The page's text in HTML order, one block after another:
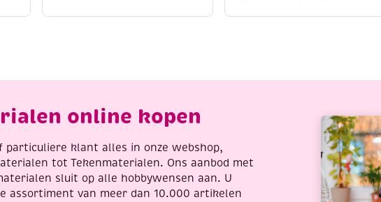
55
aantal
online kopen
particuliere klant alles in onze webshop,
tot Tekenmaterialen. Ons aanbod met
sluit op alle hobbywensen aan. U
assortiment van meer dan 10.000 artikelen